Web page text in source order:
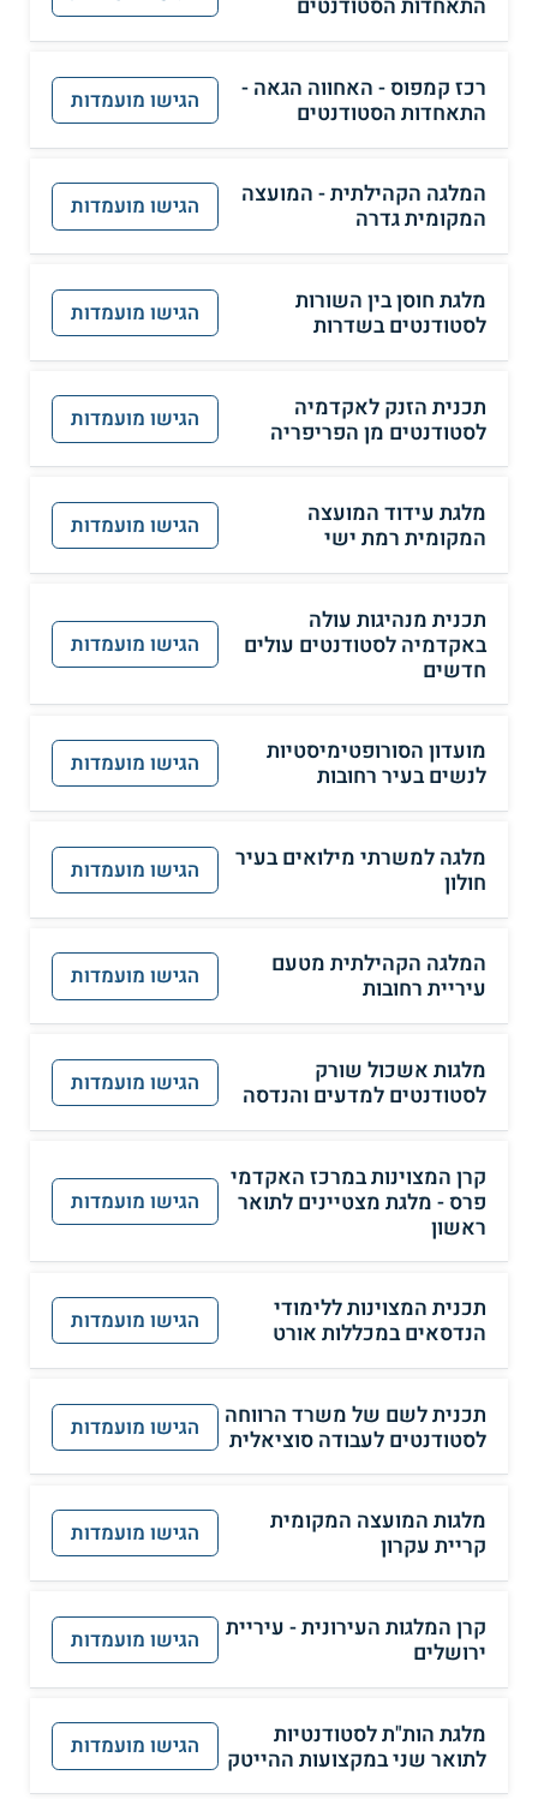
התאחדות הסטודנטים
רכז קמפוס - האחווה הגאה -
התאחדות הסטודנטים
הגישו מועמדות
המלגה הקהילתית - המועצה
המקומית גדרה
הגישו מועמדות
מלגת חוסן בין השורות
לסטודנטים בשדרות
הגישו מועמדות
תכנית הזנק לאקדמיה
לסטודנטים מן הפריפריה
הגישו מועמדות
מלגת עידוד המועצה
המקומית רמת ישי
הגישו מועמדות
תכנית מנהיגות עולה
באקדמיה לסטודנטים עולים
חדשים
הגישו מועמדות
מועדון הסורופטימיסטיות
לנשים בעיר רחובות
הגישו מועמדות
מלגה למשרתי מילואים בעיר
חולון
הגישו מועמדות
המלגה הקהילתית מטעם
עיריית רחובות
הגישו מועמדות
מלגות אשכול שורק
לסטודנטים למדעים והנדסה
הגישו מועמדות
קרן המצוינות במרכז האקדמי
פרס - מלגת מצטיינים לתואר
ראשון
הגישו מועמדות
תכנית המצוינות ללימודי
הנדסאים במכללות אורט
הגישו מועמדות
תכנית לשם של משרד הרווחה
לסטודנטים לעבודה סוציאלית
הגישו מועמדות
מלגות המועצה המקומית
קריית עקרון
הגישו מועמדות
קרן המלגות העירונית - עיריית
ירושלים
הגישו מועמדות
מלגת הות"ת לסטודנטיות
לתואר שני במקצועות ההייטק
הגישו מועמדות